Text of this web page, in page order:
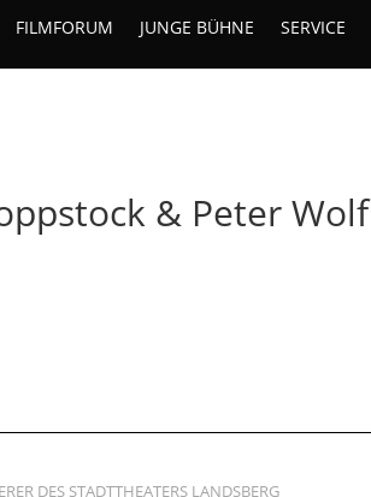
FILMFORUM JUNGE BÜHNE SERVICE
& Peter Wolf
DES STADTTHEATERS LANDSBERG